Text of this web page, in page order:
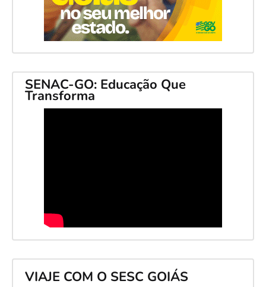
SENAC-GO: Educação Que
Transforma
VIAJE COM O SESC GOIÁS